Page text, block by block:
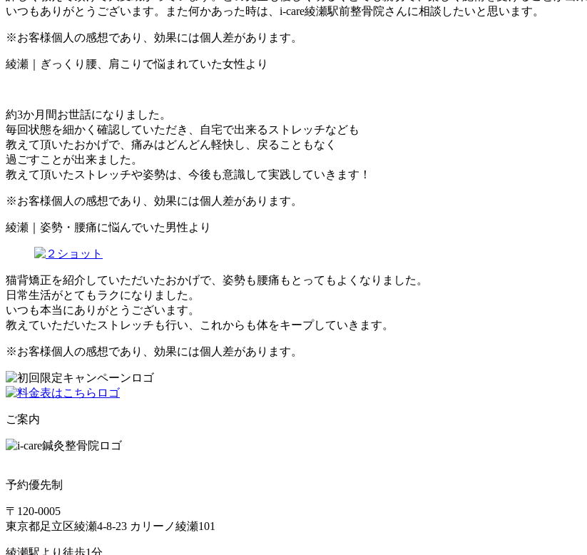
いつもありがとうございます。また何かあった時は、i-care綾瀬駅前整骨院さんに相談したいと思います。
※お客様個人の感想であり、効果には個人差があります。
綾瀬｜ぎっくり腰、肩こりで悩まれていた女性より
約3か月間お世話になりました。
毎回状態を細かく確認していただき、自宅で出来るストレッチなども
教えて頂いたおかげで、痛みはどんどん軽快し、戻ることもなく
過ごすことが出来ました。
教えて頂いたストレッチや姿勢は、今後も意識して実践していきます！
※お客様個人の感想であり、効果には個人差があります。
綾瀬｜姿勢・腰痛に悩んでいた男性より
猫背矯正を紹介していただいたおかげで、姿勢も腰痛もとってもよくなりました。
日常生活がとてもラクになりました。
いつも本当にありがとうございます。
教えていただいたストレッチも行い、これからも体をキープしていきます。
※お客様個人の感想であり、効果には個人差があります。
ご案内
予約優先制
〒120-0005
東京都足立区綾瀬4-8-23 カリーノ綾瀬101
綾瀬駅より徒歩1分